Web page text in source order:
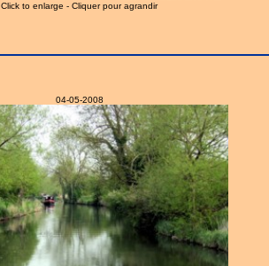
Click to enlarge - Cliquer pour agrandir
04-05-2008